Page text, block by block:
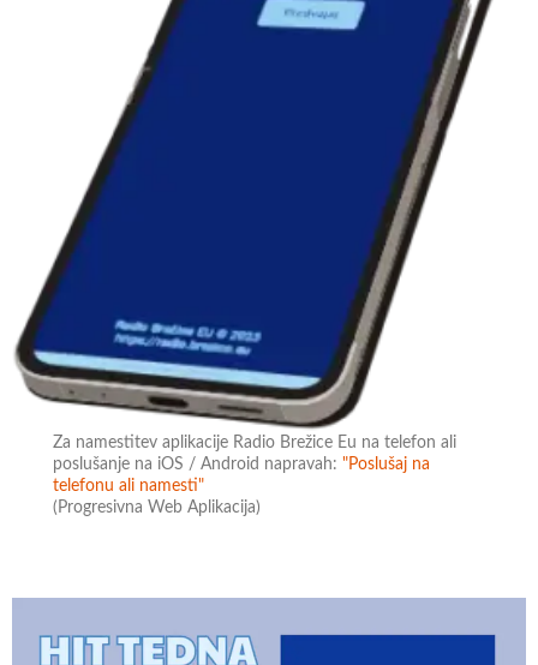
Za namestitev aplikacije Radio Brežice Eu na telefon ali
poslušanje na iOS / Android napravah:"Poslušaj na
telefonu ali namesti"
(Progresivna Web Aplikacija)